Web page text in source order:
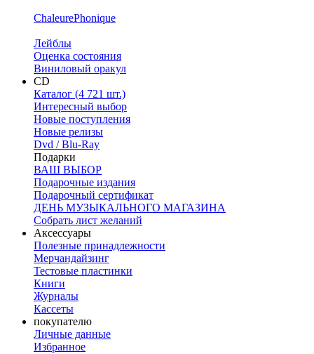
ChaleurePhonique
Лейблы
Оценка состояния
Виниловый оракул
CD
Каталог (4 721 шт.)
Интересный выбор
Новые поступления
Новые релизы
Dvd / Blu-Ray
Подарки
ВАШ ВЫБОР
Подарочные издания
Подарочный сертификат
ДЕНЬ МУЗЫКАЛЬНОГО МАГАЗИНА
Собрать лист желаний
Аксессуары
Полезные принадлежности
Мерчандайзинг
Тестовые пластинки
Книги
Журналы
Кассеты
покупателю
Личные данные
Избранное